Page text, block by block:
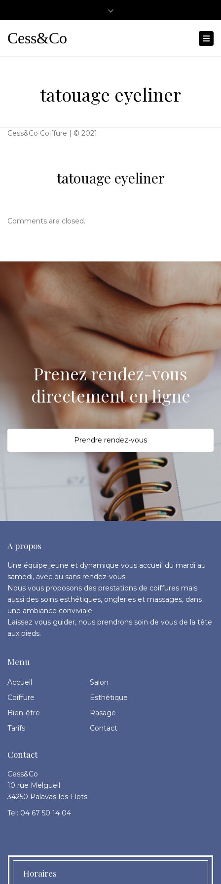
Close
Cess&Co
tatouage eyeliner
Cess&Co Coiffure | © 2021
tatouage eyeliner
Comments are closed.
Prenez rendez-vous
directement en ligne
Prendre rendez-vous
A propos
Une équipe jeune et dynamique vous accueil du mardi au
samedi, avec ou sans rendez-vous.
Nous vous proposons des prestations de coiffures mais
aussi des soins esthétiques, ongleries et massages, dans
une ambiance conviviale.
Laissez vous guider, nous prendrons soin de vous de la tête
aux pieds.
Menu
Accueil
Salon
Coiffure
Esthétique
Bien-être
Rasage
Tarifs
Contact
Contact
Cess&Co
10 rue Melgueil
34250 Palavas-les-Flots
Tel: 04 67 50 14 04
Horaires